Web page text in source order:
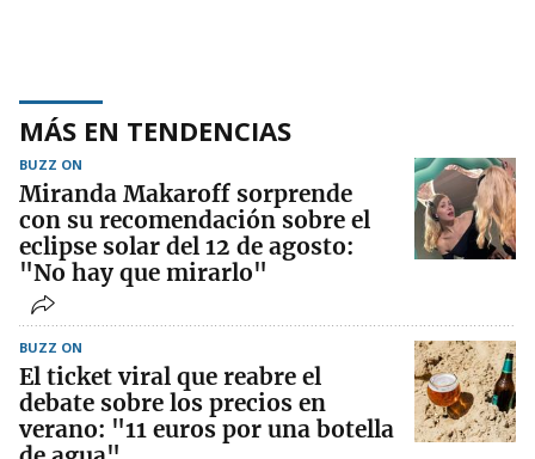
MÁS EN TENDENCIAS
BUZZ ON
Miranda Makaroff sorprende
con su recomendación sobre el
eclipse solar del 12 de agosto:
"No hay que mirarlo"
BUZZ ON
El ticket viral que reabre el
debate sobre los precios en
verano: "11 euros por una botella